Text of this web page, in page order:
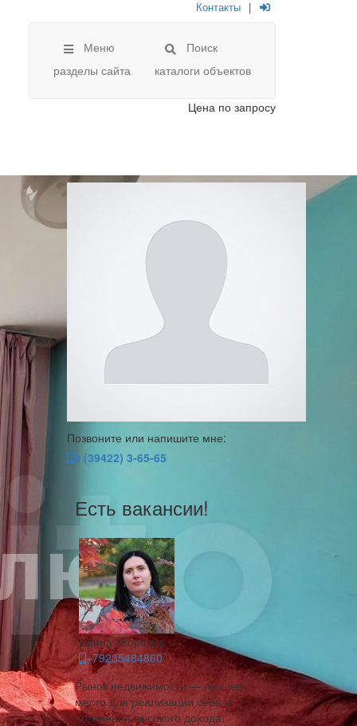
Контакты |
Меню
разделы сайта
Поиск
каталоги объектов
Цена по запросу
Позвоните или напишите мне:
8 (39422) 3-65-65
Есть вакансии!
Ирина Игоревна
+79235484860
Рынок недвижимости — лучшее
место для реализации себя и
получения высокого дохода.